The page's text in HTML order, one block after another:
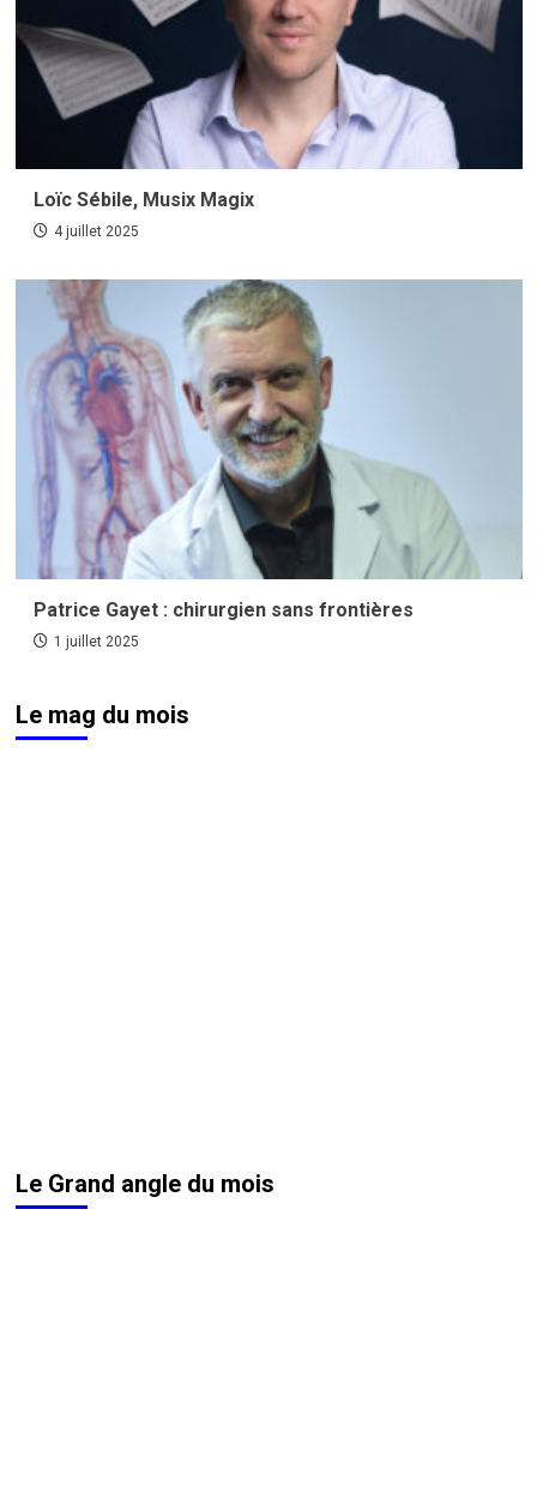
Loïc Sébile, Musix Magix
4 juillet 2025
Patrice Gayet : chirurgien sans frontières
1 juillet 2025
Le mag du mois
Le Grand angle du mois